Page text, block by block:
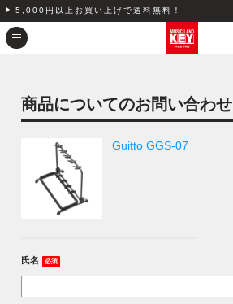
5,000円以上お買い上げで送料無料！
商品についてのお問い合わせ
Guitto GGS-07
氏名 必須